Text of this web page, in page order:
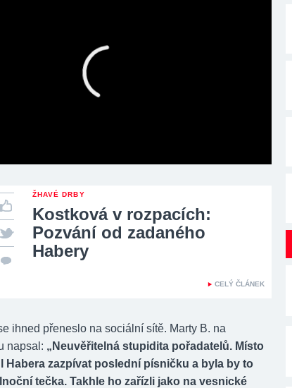
ŽHAVÉ DRBY
Kostková v rozpacích:
Pozvání od zadaného
Habery
CELÝ ČLÁNEK
ihned přeneslo na sociální sítě. Marty B. na
napsal: „Neuvěřitelná stupidita pořadatelů. Místo
Habera zazpívat poslední písničku a byla by to
tečka. Takhle ho zařízli jako na vesnické